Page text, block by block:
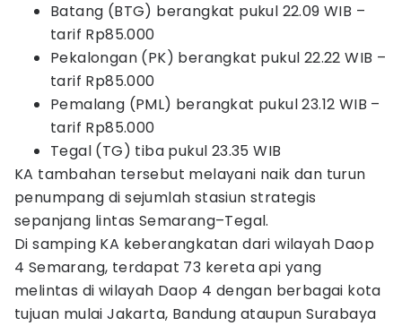
Batang (BTG) berangkat pukul 22.09 WIB –
tarif Rp85.000
Pekalongan (PK) berangkat pukul 22.22 WIB –
tarif Rp85.000
Pemalang (PML) berangkat pukul 23.12 WIB –
tarif Rp85.000
Tegal (TG) tiba pukul 23.35 WIB
KA tambahan tersebut melayani naik dan turun
penumpang di sejumlah stasiun strategis
sepanjang lintas Semarang–Tegal.
Di samping KA keberangkatan dari wilayah Daop
4 Semarang, terdapat 73 kereta api yang
melintas di wilayah Daop 4 dengan berbagai kota
tujuan mulai Jakarta, Bandung ataupun Surabaya